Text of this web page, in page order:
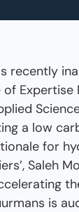
recently
Expertise
a low
for
Saleh
is